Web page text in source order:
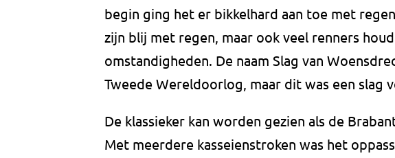
begin ging het er bikkelhard aan toe met
zijn blij met regen, maar ook veel renners
omstandigheden. De naam Slag van
Tweede Wereldoorlog, maar dit was een slag
De klassieker kan worden gezien als de
Met meerdere kasseienstroken was het